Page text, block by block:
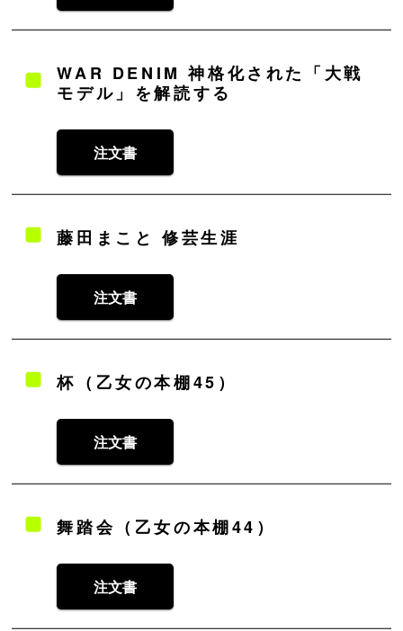
WAR DENIM 神格化された「大戦
モデル」を解読する
注文書
藤田まこと 修芸生涯
注文書
杯（乙女の本棚45）
注文書
舞踏会（乙女の本棚44）
注文書